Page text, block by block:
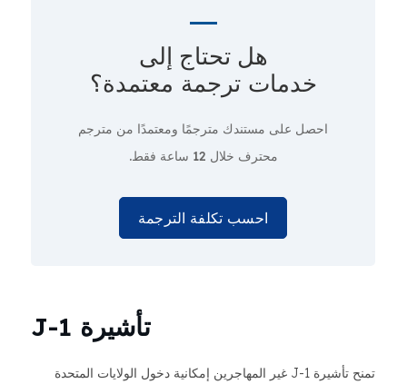
هل تحتاج إلى
خدمات ترجمة معتمدة؟
احصل على مستندك مترجمًا ومعتمدًا من مترجم
محترف خلال 12 ساعة فقط.
احسب تكلفة الترجمة
تأشيرة J-1
تمنح تأشيرة J-1 غير المهاجرين إمكانية دخول الولايات المتحدة